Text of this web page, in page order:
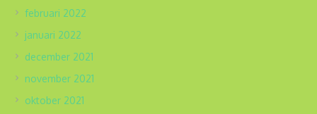
februari 2022
januari 2022
december 2021
november 2021
oktober 2021